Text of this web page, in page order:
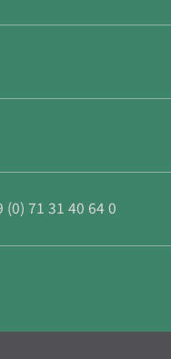
71 31 40 64 0